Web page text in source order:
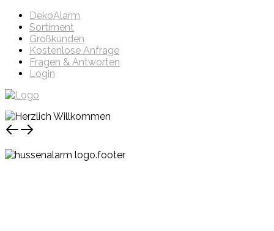
DekoAlarm
Sortiment
Großkunden
Kostenlose Anfrage
Fragen & Antworten
Login